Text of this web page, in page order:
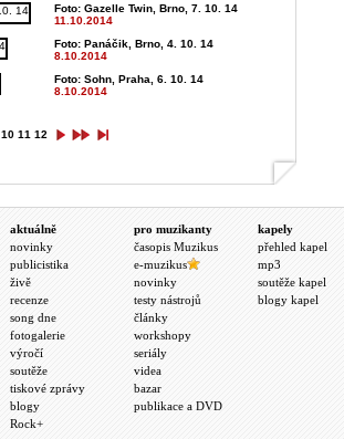
Foto: Gazelle Twin, Brno, 7. 10. 14
11.10.2014
Foto: Panáčik, Brno, 4. 10. 14
8.10.2014
Foto: Sohn, Praha, 6. 10. 14
8.10.2014
10 11 12
aktuálně
novinky
publicistika
živě
recenze
song dne
fotogalerie
výročí
soutěže
tiskové zprávy
blogy
Rock+
pro muzikanty
časopis Muzikus
e-muzikus
novinky
testy nástrojů
články
workshopy
seriály
videa
bazar
publikace a DVD
kapely
přehled kapel
mp3
soutěže kapel
blogy kapel